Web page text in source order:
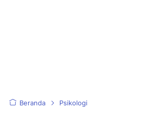
Beranda Psikologi